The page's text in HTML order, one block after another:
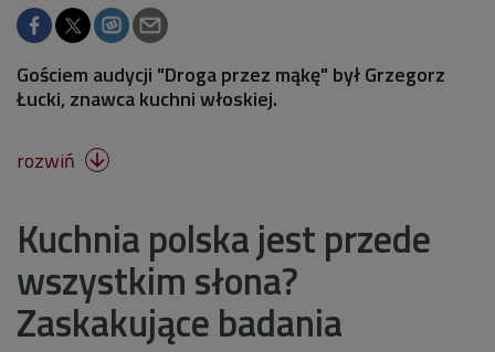
Gościem audycji "Droga przez mąkę" był Grzegorz
Łucki, znawca kuchni włoskiej.
rozwiń 
Kuchnia polska jest przede
wszystkim słona?
Zaskakujące badania